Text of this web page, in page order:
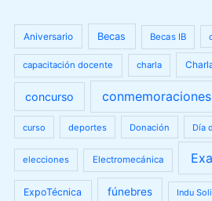
Aniversario Becas Becas IB
capacitación docente charla
concurso conmemoraciones
curso deportes Donación Día
elecciones Electromecánica
ExpoTécnica fúnebres Indu